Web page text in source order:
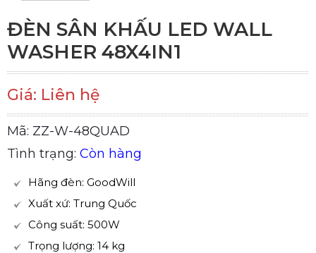
ĐÈN SÂN KHẤU LED WALL
WASHER 48X4IN1
Giá: Liên hệ
Mã: ZZ-W-48QUAD
Tình trạng: Còn hàng
Hãng đèn: GoodWill
Xuất xứ: Trung Quốc
Công suất: 500W
Trọng lượng: 14 kg